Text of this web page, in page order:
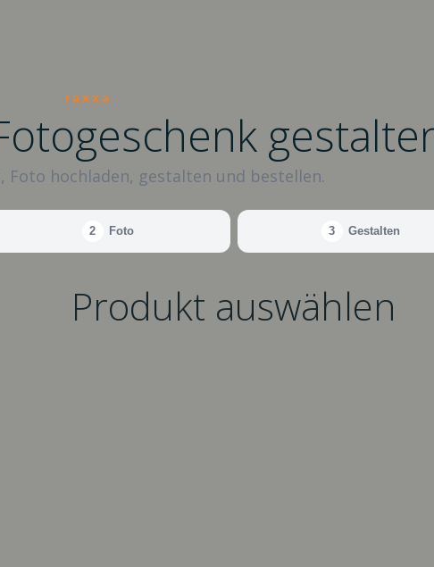
raxxa
Foto hochladen, gestalten und bestellen.
2 Foto 3 Gestalten
Produkt auswählen